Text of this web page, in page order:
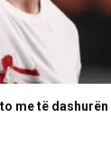
me të dashurën